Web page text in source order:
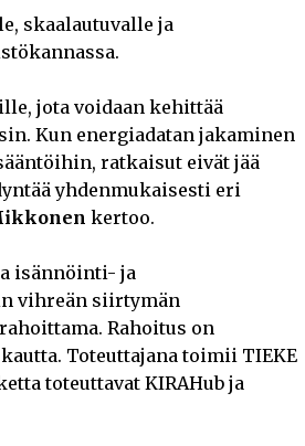
skaalautuvalle ja
jota voidaan kehittää
Kun energiadatan jakaminen
ratkaisut eivät jää
yhdenmukaisesti eri
kertoo.
isännöinti- ja
vihreän siirtymän
Rahoitus on
Toteuttajana toimii TIEKE
toteuttavat KIRAHub ja